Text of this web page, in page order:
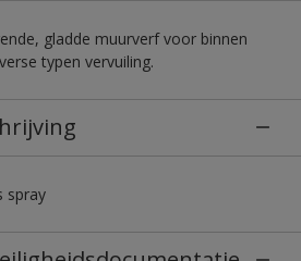
gladde muurverf voor binnen
typen vervuiling.
spray